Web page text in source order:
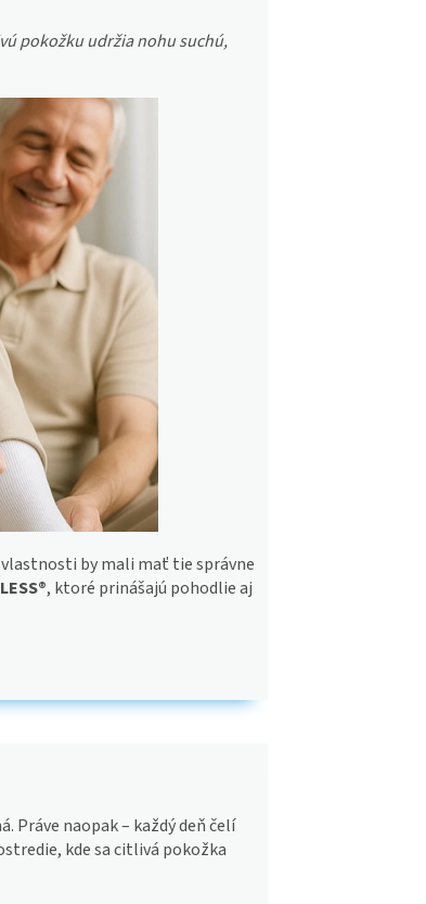
pokožku udržia nohu suchú,
by mali mať tie správne
, ktoré prinášajú pohodlie aj
Práve naopak – každý deň čelí
kde sa citlivá pokožka